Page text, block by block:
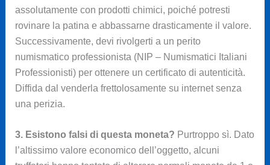
assolutamente con prodotti chimici, poiché potresti
rovinare la patina e abbassarne drasticamente il valore.
Successivamente, devi rivolgerti a un perito
numismatico professionista (NIP – Numismatici Italiani
Professionisti) per ottenere un certificato di autenticità.
Diffida dal venderla frettolosamente su internet senza
una perizia.
3. Esistono falsi di questa moneta? Purtroppo sì. Dato
l’altissimo valore economico dell’oggetto, alcuni